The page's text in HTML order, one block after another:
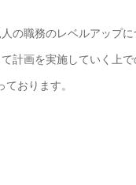
の職務のレベルアップに
計画を実施していく上で
おります。